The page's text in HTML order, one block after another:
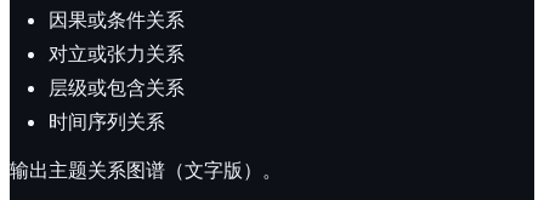
因果或条件关系
对立或张力关系
层级或包含关系
时间序列关系
输出主题关系图谱（文字版）。